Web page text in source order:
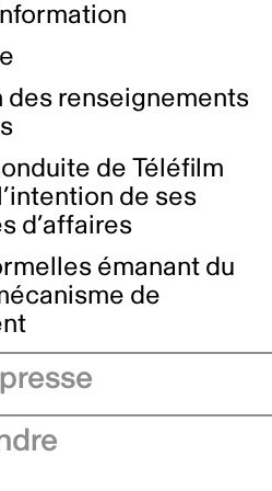
des renseignements
de Téléfilm
de ses
d’affaires
émanant du
de
de presse